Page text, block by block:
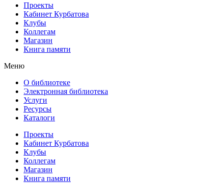
Проекты
Кабинет Курбатова
Клубы
Коллегам
Магазин
Книга памяти
Меню
О библиотеке
Электронная библиотека
Услуги
Ресурсы
Каталоги
Проекты
Кабинет Курбатова
Клубы
Коллегам
Магазин
Книга памяти